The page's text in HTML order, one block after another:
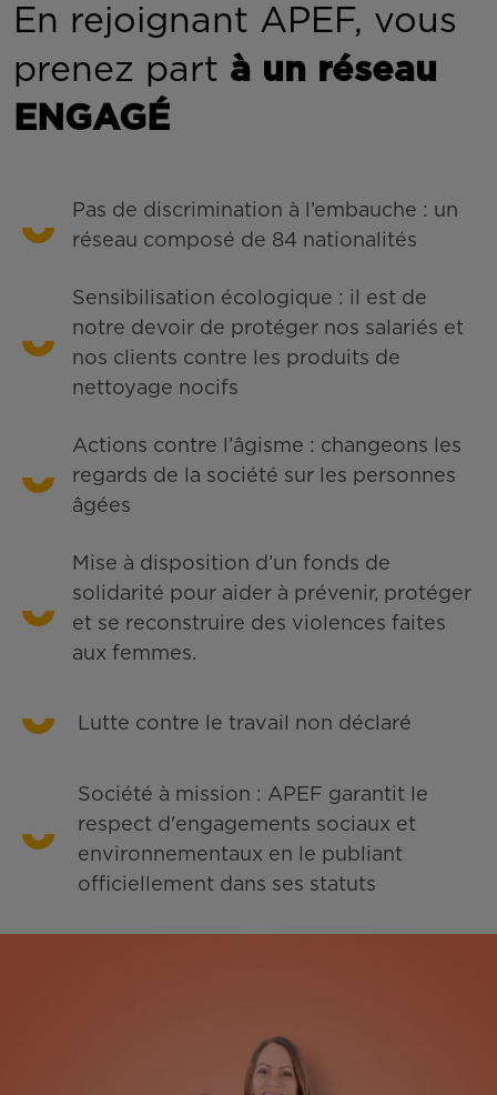
En rejoignant APEF, vous
prenez part à un réseau
ENGAGÉ
Pas de discrimination à l’embauche : un
réseau composé de 84 nationalités
Sensibilisation écologique : il est de
notre devoir de protéger nos salariés et
nos clients contre les produits de
nettoyage nocifs
Actions contre l’âgisme : changeons les
regards de la société sur les personnes
âgées
Mise à disposition d’un fonds de
solidarité pour aider à prévenir, protéger
et se reconstruire des violences faites
aux femmes.
Lutte contre le travail non déclaré
Société à mission : APEF garantit le
respect d'engagements sociaux et
environnementaux en le publiant
officiellement dans ses statuts